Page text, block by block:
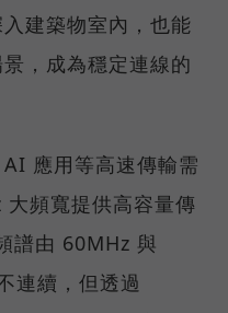
建築物室內，也能
，成為穩定連線的
應用等高速傳輸需
頻寬提供高容量傳
譜由 60MHz 與
連續，但透過